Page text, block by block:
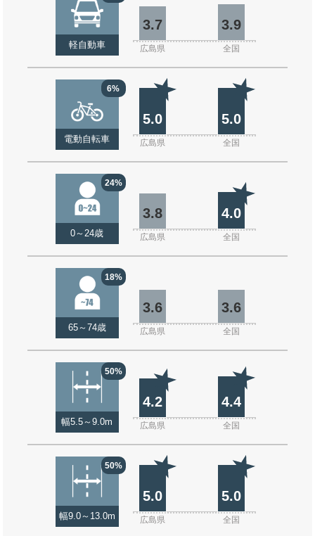
軽自動車
3.7 3.9
広島県 全国
6%
電動自転車
5.0 5.0
広島県 全国
24%
0～24歳
3.8 4.0
広島県 全国
18%
65～74歳
3.6 3.6
広島県 全国
50%
幅5.5～9.0m
4.2 4.4
広島県 全国
50%
幅9.0～13.0m
5.0 5.0
広島県 全国